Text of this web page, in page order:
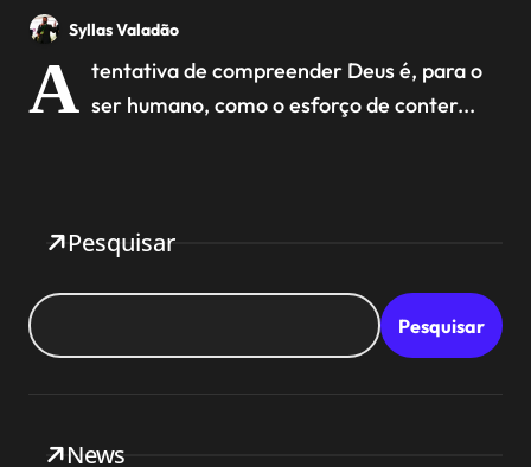
Syllas Valadão
A tentativa de compreender Deus é, para o
ser humano, como o esforço de conter...
Pesquisar
Pesquisar
News